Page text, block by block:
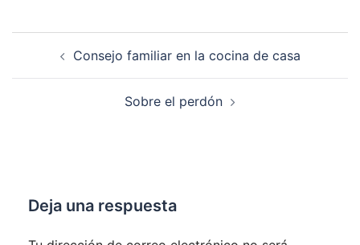
Consejo familiar en la cocina de casa
Sobre el perdón
Deja una respuesta